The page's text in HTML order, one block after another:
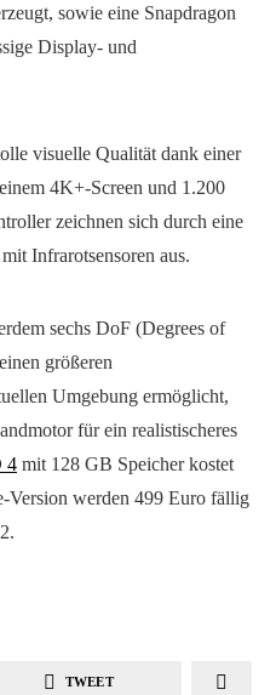
sowie eine Snapdragon
Display- und
visuelle Qualität dank einer
4K+-Screen und 1.200
zeichnen sich durch eine
Infrarotsensoren aus.
sechs DoF (Degrees of
größeren
Umgebung ermöglicht,
für ein realistischeres
4 mit 128 GB Speicher kostet
Version werden 499 Euro fällig
TWEET